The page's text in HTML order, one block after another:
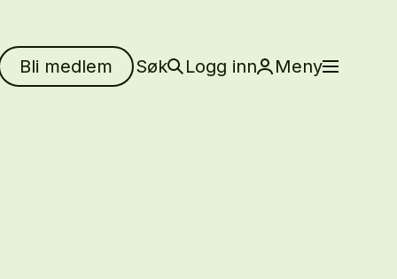
Bli medlem Søk Logg inn Meny